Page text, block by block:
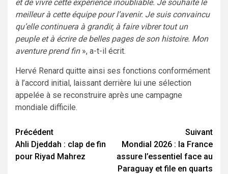
et de vivre cette expérience inoubliable. Je souhaite le
meilleur à cette équipe pour l’avenir. Je suis convaincu
qu’elle continuera à grandir, à faire vibrer tout un
peuple et à écrire de belles pages de son histoire. Mon
aventure prend fin», a-t-il écrit.
Hervé Renard quitte ainsi ses fonctions conformément
à l’accord initial, laissant derrière lui une sélection
appelée à se reconstruire après une campagne
mondiale difficile.
Navigation
d’article
Précédent
Ahli Djeddah : clap de fin
pour Riyad Mahrez
Suivant
Mondial 2026 : la France
assure l’essentiel face au
Paraguay et file en quarts